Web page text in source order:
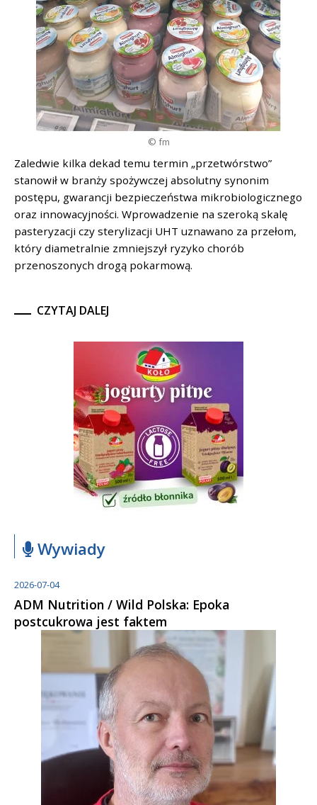
© fm
Zaledwie kilka dekad temu termin „przetwórstwo”
stanowił w branży spożywczej absolutny synonim
postępu, gwarancji bezpieczeństwa mikrobiologicznego
oraz innowacyjności. Wprowadzenie na szeroką skalę
pasteryzacji czy sterylizacji UHT uznawano za przełom,
który diametralnie zmniejszył ryzyko chorób
przenoszonych drogą pokarmową.
CZYTAJ DALEJ
Wywiady
2026-07-04
ADM Nutrition / Wild Polska: Epoka
postcukrowa jest faktem